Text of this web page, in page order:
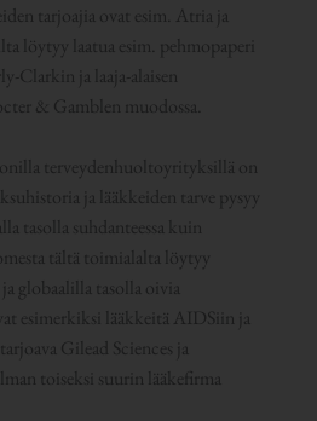
tarjoajia ovat esim. Atria ja
löytyy laatua esim. pehmopaperi
Clarkin ja laaja-alaisen
& Gamblen muodossa.
terveydenhuoltoyrityksillä on
ja lääkkeiden tarve pysyy
tasolla suhdanteessa kuin
tältä toimialalta löytyy
globaalilla tasolla oivia
esimerkiksi lääkkeitä AIDSiin ja
Gilead Sciences ja
toiseksi suurin lääkefirma